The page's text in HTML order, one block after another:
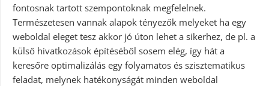
fontosnak tartott szempontoknak megfelelnek.
Természetesen vannak alapok tényezők melyeket ha egy
weboldal eleget tesz akkor jó úton lehet a sikerhez, de pl. a
külső hivatkozások építéséből sosem elég, így hát a
keresőre optimalizálás egy folyamatos és szisztematikus
feladat, melynek hatékonyságát minden weboldal